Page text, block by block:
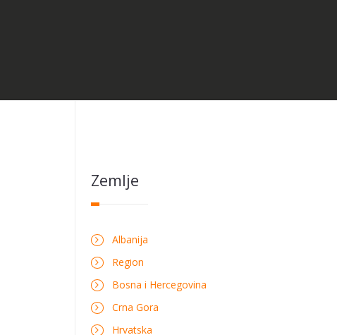
Zemlje
Albanija
Region
Bosna i Hercegovina
Crna Gora
Hrvatska